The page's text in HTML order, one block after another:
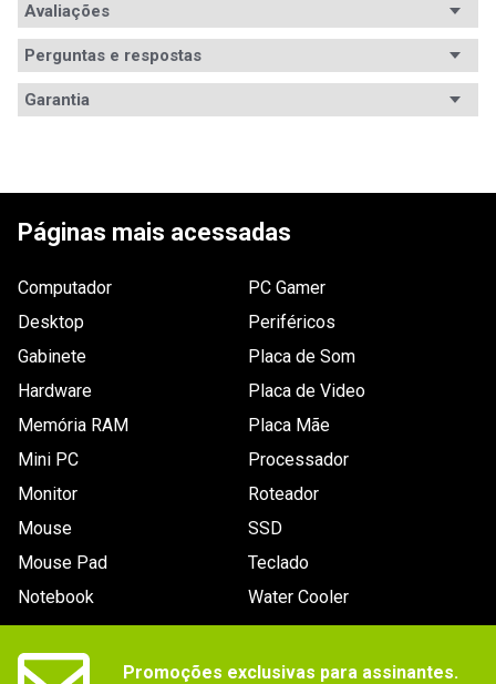
Conteúdo da
embalagem
- Cabo para carregamento (Micro USB > USB).
Carga (mAh) 10.000mAh
Tensão de
5V
saída
Conexões 2x Portas USB Tipo-A
Dimensões
Outras
Avaliações
Avaliações
ESCREVER AVALIAÇÃO
Perguntas e respostas
Garantia
Páginas mais acessadas
Computador
Desktop
Gabinete
Hardware
Memória RAM
Mini PC
Monitor
Mouse
Mouse Pad
Notebook
PC Gamer
Periféricos
Placa de Som
Placa de Video
Placa Mãe
Processador
Roteador
SSD
Teclado
Water Cooler
Promoções exclusivas para assinantes.